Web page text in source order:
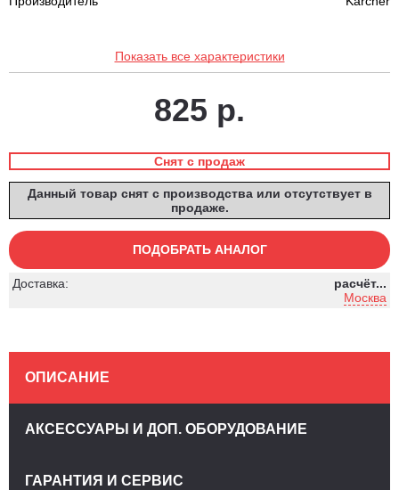
Показать все характеристики
825 р.
Снят с продаж
Данный товар снят с производства или отсутствует в
продаже.
ПОДОБРАТЬ АНАЛОГ
Доставка:
расчёт...
Москва
ОПИСАНИЕ
АКСЕССУАРЫ И ДОП. ОБОРУДОВАНИЕ
ГАРАНТИЯ И СЕРВИС